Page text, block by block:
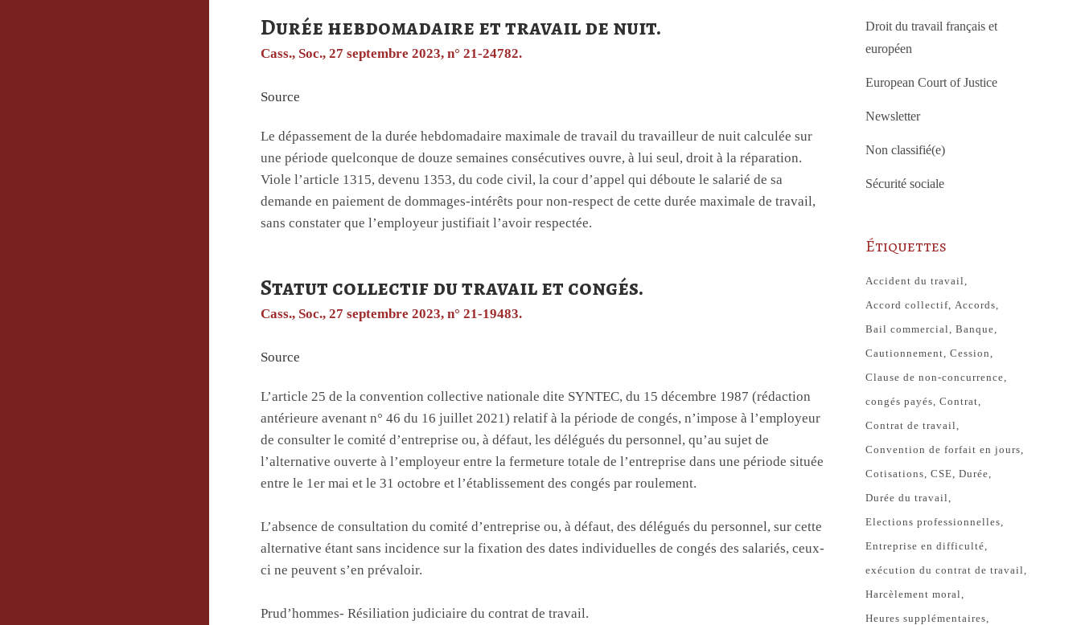
Durée hebdomadaire et travail de nuit.
Cass., Soc., 27 septembre 2023, n° 21-24782.
Source
Le dépassement de la durée hebdomadaire maximale de travail du travailleur de nuit calculée sur
une période quelconque de douze semaines consécutives ouvre, à lui seul, droit à la réparation.
Viole l’article 1315, devenu 1353, du code civil, la cour d’appel qui déboute le salarié de sa
demande en paiement de dommages-intérêts pour non-respect de cette durée maximale de travail,
sans constater que l’employeur justifiait l’avoir respectée.
Statut collectif du travail et congés.
Cass., Soc., 27 septembre 2023, n° 21-19483.
Source
L’article 25 de la convention collective nationale dite SYNTEC, du 15 décembre 1987 (rédaction
antérieure avenant n° 46 du 16 juillet 2021) relatif à la période de congés, n’impose à l’employeur
de consulter le comité d’entreprise ou, à défaut, les délégués du personnel, qu’au sujet de
l’alternative ouverte à l’employeur entre la fermeture totale de l’entreprise dans une période située
entre le 1er mai et le 31 octobre et l’établissement des congés par roulement.
L’absence de consultation du comité d’entreprise ou, à défaut, des délégués du personnel, sur cette
alternative étant sans incidence sur la fixation des dates individuelles de congés des salariés, ceux-
ci ne peuvent s’en prévaloir.
Prud’hommes- Résiliation judiciaire du contrat de travail.
Droit du travail français et
européen
European Court of Justice
Newsletter
Non classifié(e)
Sécurité sociale
Étiquettes
Accident du travail
Accord collectif Accords
Bail commercial
Banque
Cautionnement Cession
Clause de non-concurrence
congés payés Contrat
Contrat de travail
Convention de forfait en jours
Cotisations CSE Durée
Durée du travail
Elections professionnelles
Entreprise en difficulté
exécution du contrat de travail
Harcèlement moral
Heures supplémentaires